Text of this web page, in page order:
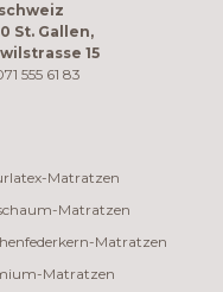
St. Gallen,
15
555 61 83
Matratzen
Matratzen
Matratzen
Matratzen